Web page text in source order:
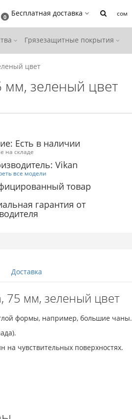
0 Бесплатная доставка сом
Грязезащитные покрытия
цвет
мм, зеленый цвет
Есть в наличии
на складе
Vikan
все модели
товар
гарантия от
Доставка
75 мм, зеленый цвет
формы, например, большие чаны.
на чувствительных поверхностях.